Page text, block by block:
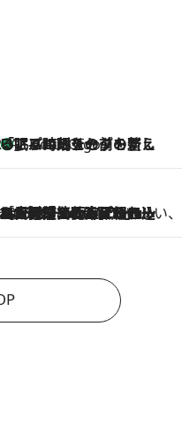
CHOICE
2 Hours Ago
「眠る時刻をセットする」——眠りの前を整える、バルミューダの新しいアプローチ
の関西おいしい、おやつ紀行
2026.8.9
［大阪府箕面市］一皿一皿目の前で仕上げられる、料理を巧みに組み込んだアシェットデセールコース「ミチル アシェット デセール（Michiru assiette dessert）」